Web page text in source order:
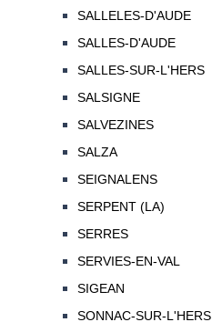
SALLELES-D'AUDE
SALLES-D'AUDE
SALLES-SUR-L'HERS
SALSIGNE
SALVEZINES
SALZA
SEIGNALENS
SERPENT (LA)
SERRES
SERVIES-EN-VAL
SIGEAN
SONNAC-SUR-L'HERS